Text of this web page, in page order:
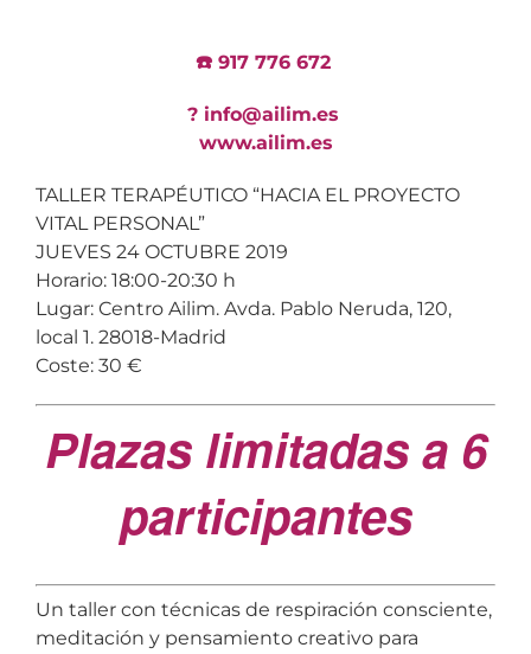
☎️ 917 776 672
? info@ailim.es
www.ailim.es
TALLER TERAPÉUTICO “HACIA EL PROYECTO
VITAL PERSONAL”
JUEVES 24 OCTUBRE 2019
Horario: 18:00-20:30 h
Lugar: Centro Ailim. Avda. Pablo Neruda, 120,
local 1. 28018-Madrid
Coste: 30 €
Plazas limitadas a 6
participantes
Un taller con técnicas de respiración consciente,
meditación y pensamiento creativo para